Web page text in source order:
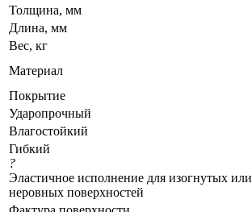
Толщина, мм
Длина, мм
Вес, кг
Материал
Покрытие
Ударопрочный
Влагостойкий
Гибкий
?
Эластичное исполнение для изогнутых или
неровных поверхностей